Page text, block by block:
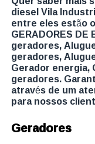
diesel Vila
entre eles estão
GERADORES DE
geradores,
geradores,
Gerador energia,
geradores.
através de um
para nossos
Geradores